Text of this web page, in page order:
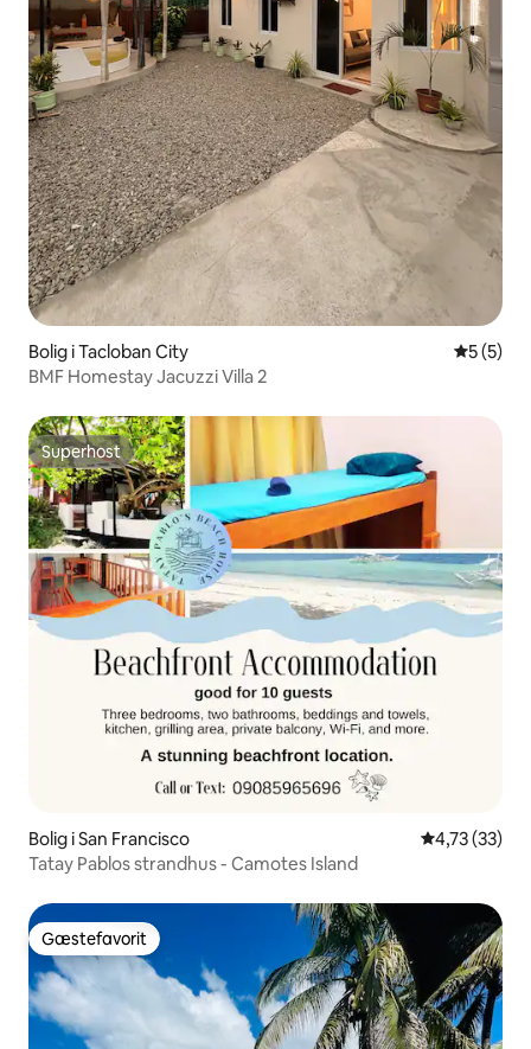
Bolig i Tacloban City 5 ud af 5
5 (5)
BMF Homestay Jacuzzi Villa 2
Superhost
Superhost
Bolig i San Francisco 4,73 ud af 5
4,73 (33)
Tatay Pablos strandhus - Camotes Island
Gæstefavorit
Gæstefavorit